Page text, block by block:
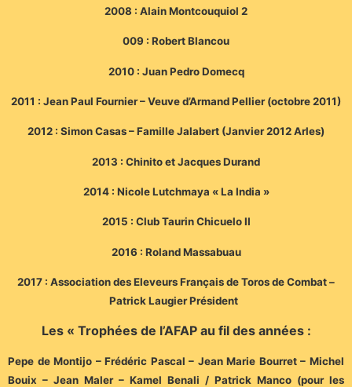
2008 : Alain Montcouquiol 2
009 : Robert Blancou
2010 : Juan Pedro Domecq
2011 : Jean Paul Fournier – Veuve d’Armand Pellier (octobre 2011)
2012 : Simon Casas – Famille Jalabert (Janvier 2012 Arles)
2013 : Chinito et Jacques Durand
2014 : Nicole Lutchmaya « La India »
2015 : Club Taurin Chicuelo II
2016 : Roland Massabuau
2017 : Association des Eleveurs Français de Toros de Combat –
Patrick Laugier Président
Les « Trophées de l’AFAP au fil des années :
Pepe de Montijo – Frédéric Pascal – Jean Marie Bourret – Michel
Bouix – Jean Maler – Kamel Benali / Patrick Manco (pour les